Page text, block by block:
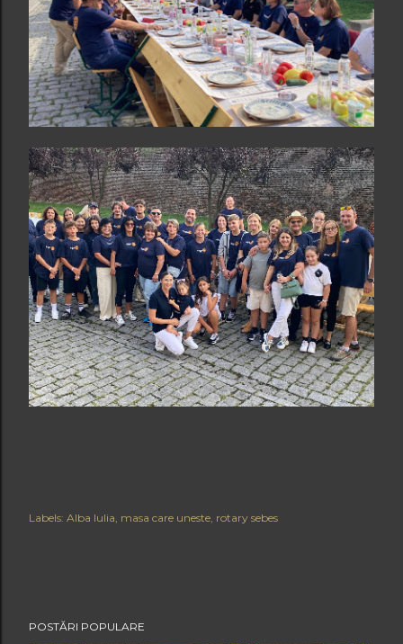
Labels: Alba Iulia masa care uneste rotary sebes
POSTĂRI POPULARE